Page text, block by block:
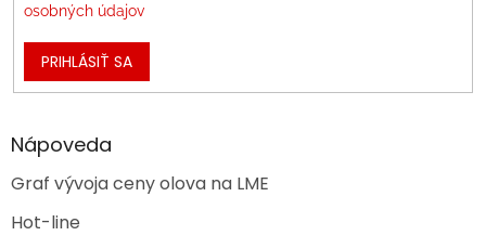
osobných údajov
PRIHLÁSIŤ SA
Nápoveda
Graf vývoja ceny olova na LME
Hot-line